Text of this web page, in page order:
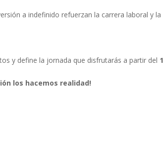
a indefinido refuerzan la carrera laboral y la
y define la jornada que disfrutarás a partir del
los hacemos realidad!